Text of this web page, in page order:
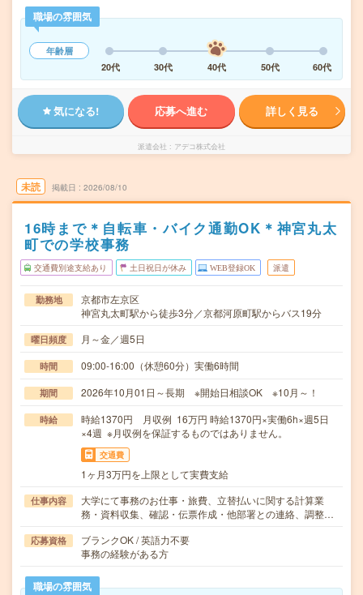
職場の雰囲気
年齢層
20代
30代 40代 50代 60代
気になる! 応募へ進む 詳しく見る
派遣会社 アデコ株式会社
未読 掲載日 2026/08/10
16時まで＊自転車・バイク通勤OK＊神宮丸太
町での学校事務
交通費別途支給あり 土日祝日が休み WEB登録OK 派遣
勤務地
京都市左京区
神宮丸太町駅から徒歩3分／京都河原町駅からバス19分
曜日頻度 月～金／週5日
時間 09:00-16:00（休憩60分）実働6時間
期間 2026年10月01日～長期 ※開始日相談OK ※10月～！
時給
時給1370円 月収例 16万円 時給1370円×実働6h×週5日
×4週 ※月収例を保証するものではありません。
交通費
1ヶ月3万円を上限として実費支給
仕事内容
大学にて事務のお仕事・旅費、立替払いに関する計算業
務・資料収集、確認・伝票作成・他部署との連絡、調整…
応募資格
ブランクOK / 英語力不要
事務の経験がある方
職場の雰囲気